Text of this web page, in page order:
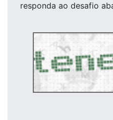
responda ao desafio